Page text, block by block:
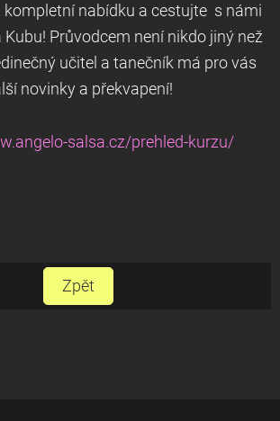
kompletní nabídku a cestujte s námi
Kubu! Průvodcem není nikdo jiný než
učitel a tanečník má pro vás
novinky a překvapení!
salsa.cz/prehled-kurzu/
Zpět